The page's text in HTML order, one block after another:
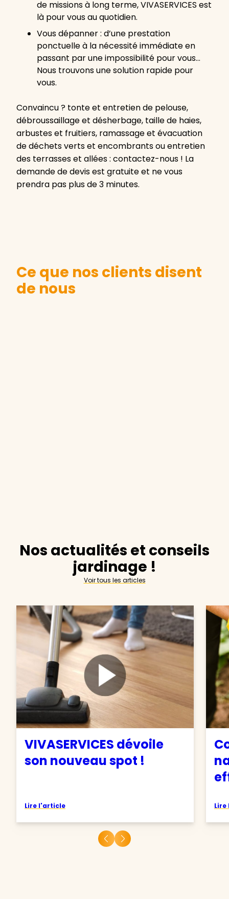
de missions à long terme, VIVASERVICES est
là pour vous au quotidien.
Vous dépanner : d’une prestation
ponctuelle à la nécessité immédiate en
passant par une impossibilité pour vous…
Nous trouvons une solution rapide pour
vous.
Convaincu ? tonte et entretien de pelouse,
débroussaillage et désherbage, taille de haies,
arbustes et fruitiers, ramassage et évacuation
de déchets verts et encombrants ou entretien
des terrasses et allées : contactez-nous ! La
demande de devis est gratuite et ne vous
prendra pas plus de 3 minutes.
Ce que nos clients disent
de nous
Nos actualités et conseils
jardinage !
Voir tous les articles
VIVASERVICES dévoile
son nouveau spot !
Lire l'article